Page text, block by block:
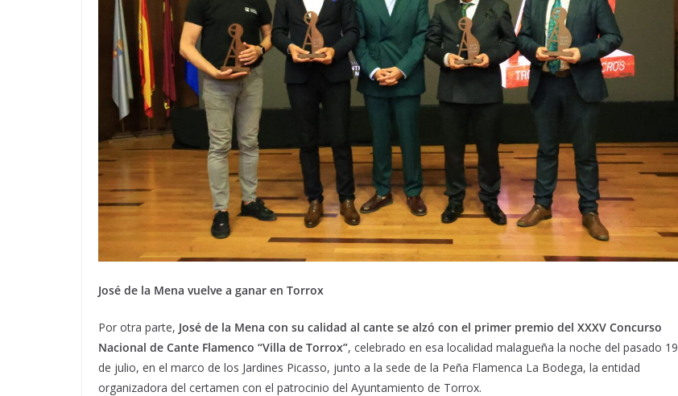
José de la Mena vuelve a ganar en Torrox
Por otra parte, José de la Mena con su calidad al cante se alzó con el primer premio del XXXV Concurso
Nacional de Cante Flamenco “Villa de Torrox”, celebrado en esa localidad malagueña la noche del pasado 19
de julio, en el marco de los Jardines Picasso, junto a la sede de la Peña Flamenca La Bodega, la entidad
organizadora del certamen con el patrocinio del Ayuntamiento de Torrox.